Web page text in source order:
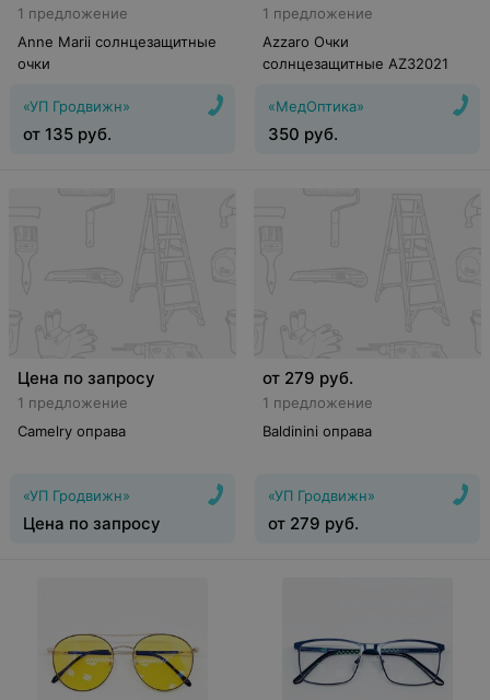
1 предложение
Anne Marii солнцезащитные
очки
«УП Гродвижн»
от 135 руб.
1 предложение
Azzaro Очки
солнцезащитные AZ32021
«МедОптика»
350 руб.
Цена по запросу
1 предложение
Camelry оправа
«УП Гродвижн»
Цена по запросу
от 279 руб.
1 предложение
Baldinini оправа
«УП Гродвижн»
от 279 руб.